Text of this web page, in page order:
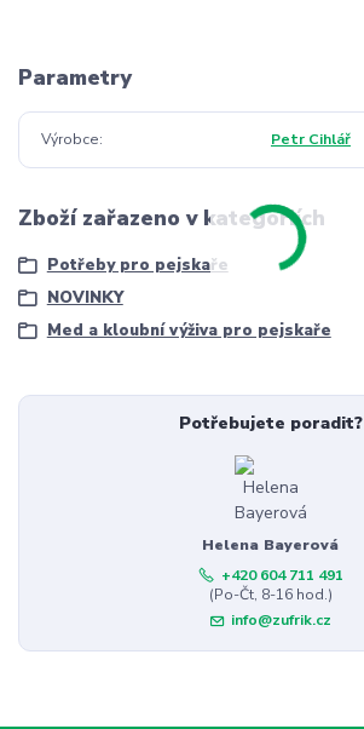
Parametry
Výrobce Petr Cihlář
Zboží zařazeno v kategoriích
Potřeby pro pejskaře
NOVINKY
Med a kloubní výživa pro pejskaře
Potřebujete poradit?
Helena Bayerová
+420 604 711 491
(Po-Čt, 8-16 hod.)
info@zufrik.cz